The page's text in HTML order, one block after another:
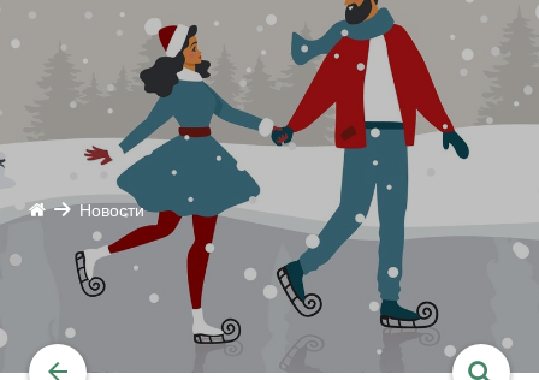
Новости